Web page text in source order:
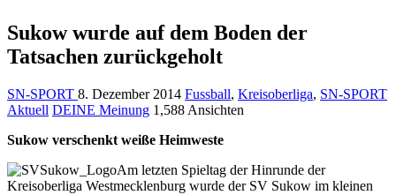
Sukow wurde auf dem Boden der
Tatsachen zurückgeholt
SN-SPORT 8. Dezember 2014 Fussball, Kreisoberliga, SN-SPORT
Aktuell DEINE Meinung 1,588 Ansichten
Sukow verschenkt weiße Heimweste
Am letzten Spieltag der Hinrunde der
Kreisoberliga Westmecklenburg wurde der SV Sukow im kleinen